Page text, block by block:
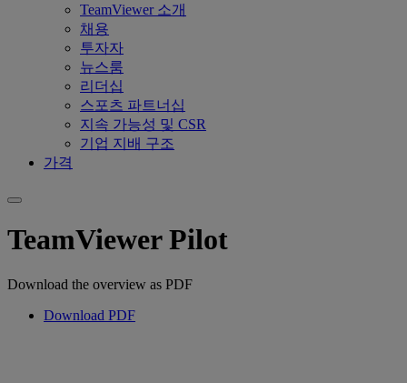
TeamViewer 소개
채용
투자자
뉴스룸
리더십
스포츠 파트너십
지속 가능성 및 CSR
기업 지배 구조
가격
TeamViewer Pilot
Download the overview as PDF
Download PDF